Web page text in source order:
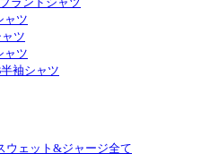
ャツ
ツ
ャツ
半袖シャツ
ウェット&ジャージ全て